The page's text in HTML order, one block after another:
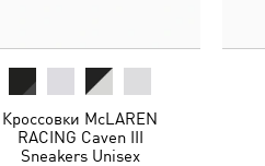
Кроссовки McLAREN
RACING Caven III
Sneakers Unisex